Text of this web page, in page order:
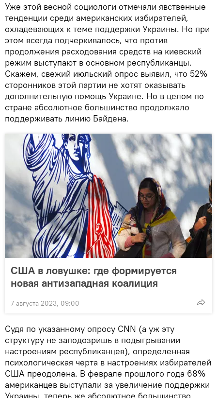
Уже этой весной социологи отмечали явственные
тенденции среди американских избирателей,
охладевающих к теме поддержки Украины. Но при
этом всегда подчеркивалось, что против
продолжения расходования средств на киевский
режим выступают в основном республиканцы.
Скажем, свежий июльский опрос выявил, что 52%
сторонников этой партии не хотят оказывать
дополнительную помощь Украине. Но в целом по
стране абсолютное большинство продолжало
поддерживать линию Байдена.
США в ловушке: где формируется
новая антизападная коалиция
7 августа 2023, 09:00
Судя по указанному опросу CNN (а уж эту
структуру не заподозришь в подыгрывании
настроениям республиканцев), определенная
психологическая черта в настроениях избирателей
США преодолена. В феврале прошлого года 68%
американцев выступали за увеличение поддержки
Украины, теперь же абсолютное большинство